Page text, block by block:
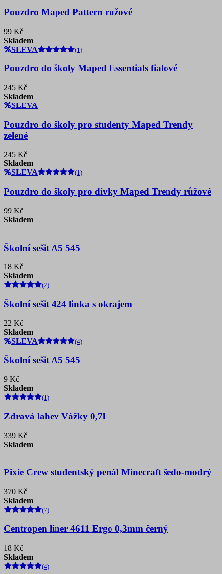
Pouzdro Maped Pattern ružové
99 Kč
Skladem
SLEVA
(1)
Pouzdro do školy Maped Essentials fialové
245 Kč
Skladem
SLEVA
Pouzdro do školy pro studenty Maped Trendy
zelené
245 Kč
Skladem
SLEVA
(1)
Pouzdro do školy pro dívky Maped Trendy růžové
99 Kč
Skladem
Školní sešit A5 545
18 Kč
Skladem
(2)
Školní sešit 424 linka s okrajem
22 Kč
Skladem
SLEVA
(4)
Školní sešit A5 545
9 Kč
Skladem
(1)
Zdravá lahev Vážky 0,7l
339 Kč
Skladem
Pixie Crew studentský penál Minecraft šedo-modrý
370 Kč
Skladem
(7)
Centropen liner 4611 Ergo 0,3mm černý
18 Kč
Skladem
(4)